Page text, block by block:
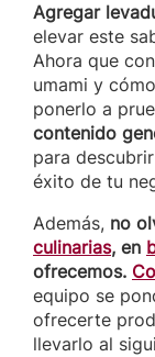
Agregar
elevar este
Ahora que
umami y
ponerlo a
contenido
para
éxito de tu
Además, no
culinarias, en
ofrecemos.
equipo se
ofrecerte
llevarlo al